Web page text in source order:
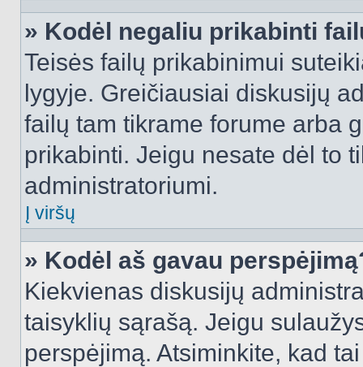
» Kodėl negaliu prikabinti
Teisės failų prikabinimui
lygyje. Greičiausiai diskusijų
failų tam tikrame forume arba
prikabinti. Jeigu nesate dėl to
administratoriumi.
Į viršų
» Kodėl aš gavau
Kiekvienas diskusijų
taisyklių sąrašą. Jeigu
perspėjimą. Atsiminkite, kad